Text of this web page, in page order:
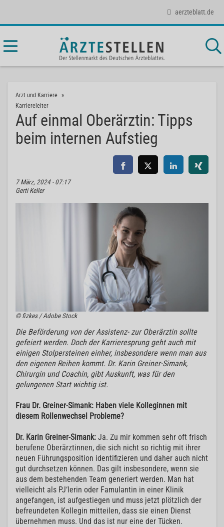
aerzteblatt.de
Arzt und Karriere
Karriereleiter
Auf einmal Oberärztin: Tipps
beim internen Aufstieg
7 März, 2024 - 07:17
Gerti Keller
© fizkes / Adobe Stock
Die Beförderung von der Assistenz- zur Oberärztin sollte
gefeiert werden. Doch der Karrieresprung geht auch mit
einigen Stolpersteinen einher, insbesondere wenn man aus
den eigenen Reihen kommt. Dr. Karin Greiner-Simank,
Chirurgin und Coachin, gibt Auskunft, was für den
gelungenen Start wichtig ist.
Frau Dr. Greiner-Simank: Haben viele Kolleginnen mit
diesem Rollenwechsel Probleme?
Dr. Karin Greiner-Simank: Ja. Zu mir kommen sehr oft frisch
berufene Oberärztinnen, die sich nicht so richtig mit ihrer
neuen Führungsposition identifizieren und daher auch nicht
gut durchsetzen können. Das gilt insbesondere, wenn sie
aus dem bestehenden Team generiert werden. Man hat
vielleicht als PJ‘lerin oder Famulantin in einer Klinik
angefangen, ist aufgestiegen und muss jetzt plötzlich der
befreundeten Kollegin mitteilen, dass sie einen Dienst
übernehmen muss. Und das ist nur eine der Tücken.